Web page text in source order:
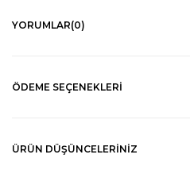
YORUMLAR(0)
ÖDEME SEÇENEKLERI
ÜRÜN DÜŞÜNCELERINIZ